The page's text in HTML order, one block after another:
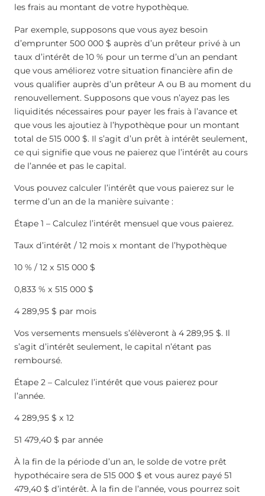
les frais au montant de votre hypothèque.
Par exemple, supposons que vous ayez besoin
d’emprunter 500 000 $ auprès d’un prêteur privé à un
taux d’intérêt de 10 % pour un terme d’un an pendant
que vous améliorez votre situation financière afin de
vous qualifier auprès d’un prêteur A ou B au moment du
renouvellement. Supposons que vous n’ayez pas les
liquidités nécessaires pour payer les frais à l’avance et
que vous les ajoutiez à l’hypothèque pour un montant
total de 515 000 $. Il s’agit d’un prêt à intérêt seulement,
ce qui signifie que vous ne paierez que l’intérêt au cours
de l’année et pas le capital.
Vous pouvez calculer l’intérêt que vous paierez sur le
terme d’un an de la manière suivante :
Étape 1 – Calculez l’intérêt mensuel que vous paierez.
Taux d’intérêt / 12 mois x montant de l’hypothèque
10 % / 12 x 515 000 $
0,833 % x 515 000 $
4 289,95 $ par mois
Vos versements mensuels s’élèveront à 4 289,95 $. Il
s’agit d’intérêt seulement, le capital n’étant pas
remboursé.
Étape 2 – Calculez l’intérêt que vous paierez pour
l’année.
4 289,95 $ x 12
51 479,40 $ par année
À la fin de la période d’un an, le solde de votre prêt
hypothécaire sera de 515 000 $ et vous aurez payé 51
479,40 $ d’intérêt. À la fin de l’année, vous pourrez soit